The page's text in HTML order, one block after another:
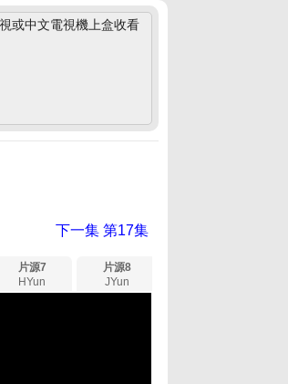
或中文電視機上盒收看
下一集第17集
片源7
HYun
片源8
JYun